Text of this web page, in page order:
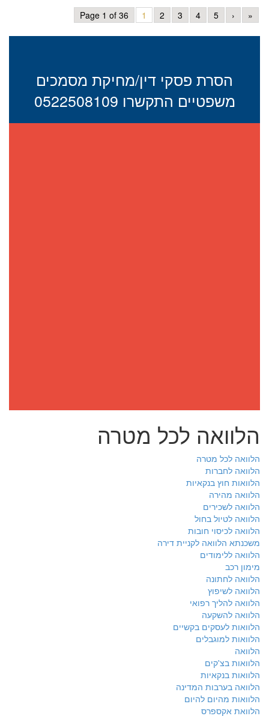
Page 1 of 36 1 2 3 4 5 › »
הסרת פסקי דין/מחיקת מסמכים
משפטיים התקשרו 0522508109
הלוואה לכל מטרה
הלוואה לכל מטרה
הלוואה לחברות
הלוואות חוץ בנקאיות
הלוואה מהירה
הלוואה לשכירים
הלוואה לטיול בחול
הלוואה לכיסוי חובות
משכנתא הלוואה לקניית דירה
הלוואה ללימודים
מימון רכב
הלוואה לחתונה
הלוואה לשיפוץ
הלוואה להליך רפואי
הלוואה להשקעה
הלוואות לעסקים בקשיים
הלוואות למוגבלים
הלוואה
הלוואות בצ'קים
הלוואות בנקאיות
הלוואה בערבות המדינה
הלוואות מהיום להיום
הלוואת אקספרס